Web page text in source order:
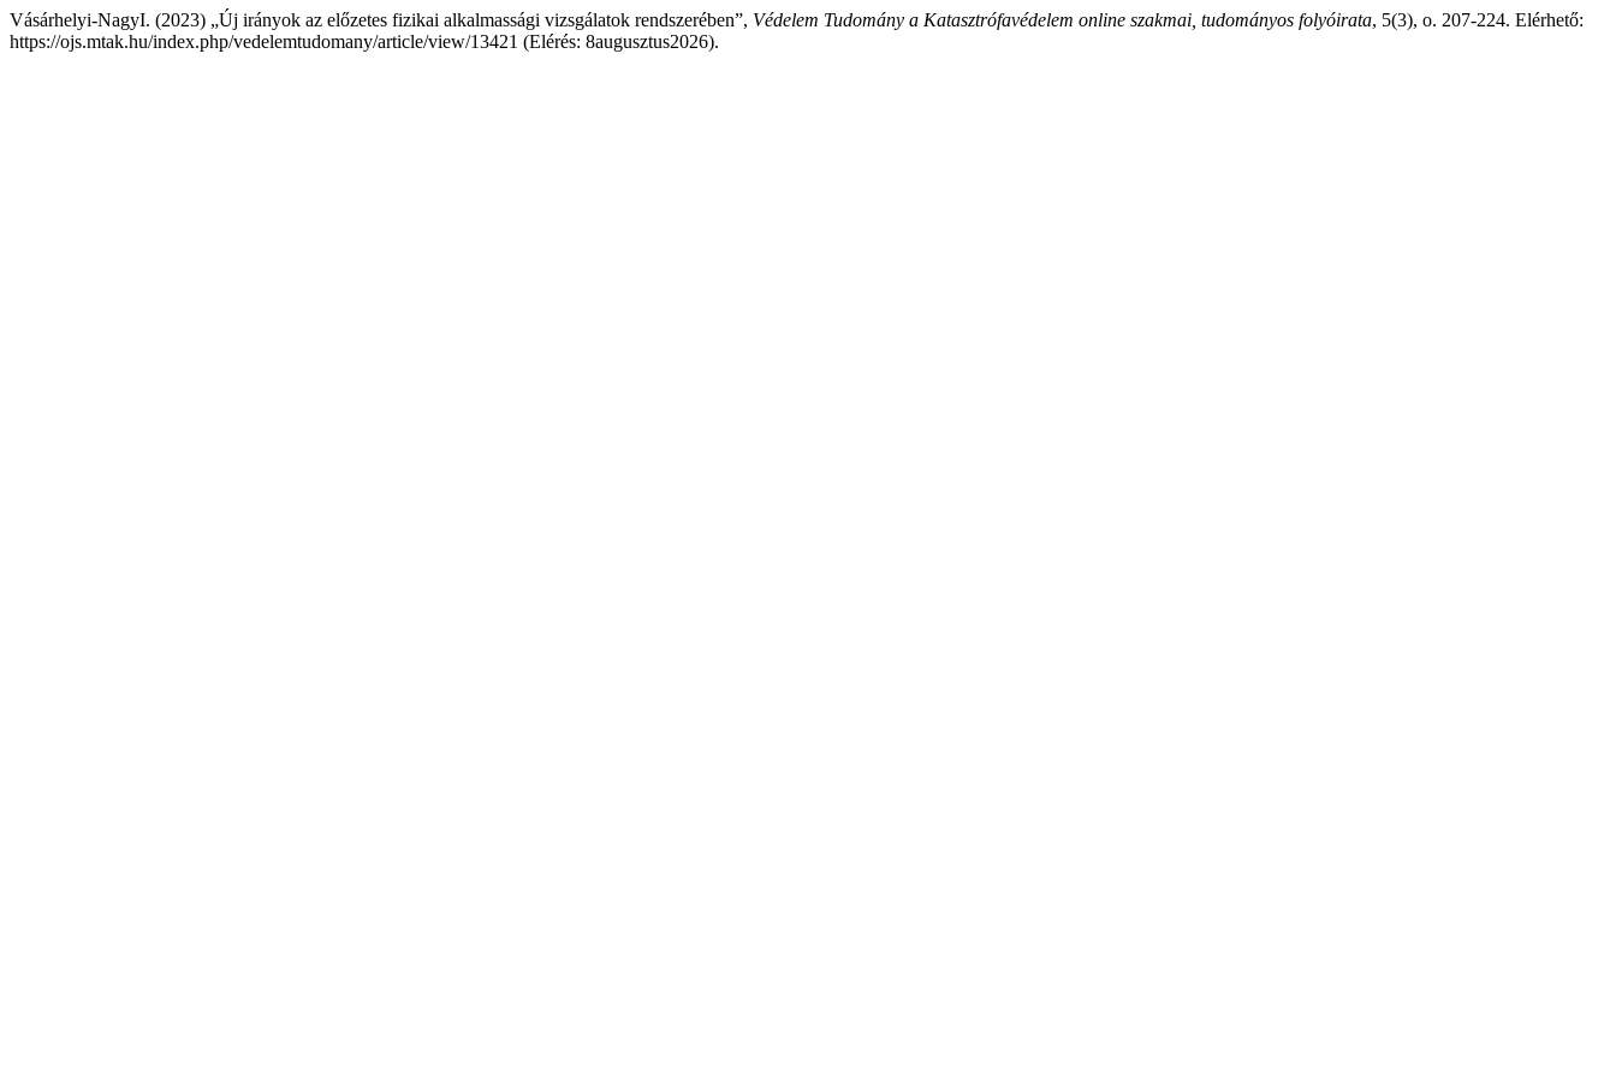
Vásárhelyi-NagyI. (2023) „Új irányok az előzetes fizikai alkalmassági vizsgálatok rendszerében”, Védelem Tudomány a Katasztrófavédelem online szakmai, tudományos folyóirata, 5(3), o. 207-224. Elérhető:
https://ojs.mtak.hu/index.php/vedelemtudomany/article/view/13421 (Elérés: 8augusztus2026).